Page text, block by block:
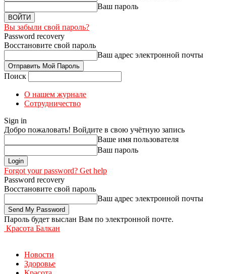
Ваш пароль
Вы забыли свой пароль?
Password recovery
Восстановите свой пароль
Ваш адрес электронной почты
Поиск
О нашем журнале
Сотрудничество
Sign in
Добро пожаловать! Войдите в свою учётную запись
Ваше имя пользователя
Ваш пароль
Forgot your password? Get help
Password recovery
Восстановите свой пароль
Ваш адрес электронной почты
Пароль будет выслан Вам по электронной почте.
Красота Балкан
Новости
Здоровье